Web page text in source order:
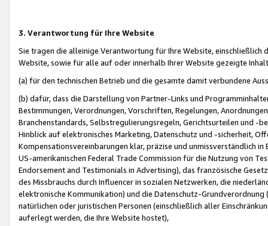
3. Verantwortung für Ihre Website
Sie tragen die alleinige Verantwortung für Ihre Website,
Website, sowie für alle auf oder innerhalb Ihrer Website gezeigte
(a) für den technischen Betrieb und die gesamte damit verbundene
(b) dafür, dass die Darstellung von Partner-Links und
Bestimmungen, Verordnungen, Vorschriften, Regelungen,
Branchenstandards, Selbstregulierungsregeln, Gerichtsurteilen und -
Hinblick auf elektronisches Marketing, Datenschutz und -sicherheit,
Kompensationsvereinbarungen klar, präzise und unmissverständlich
US-amerikanischen Federal Trade Commission für die Nutzung von
Endorsement and Testimonials in Advertising), das französische
des Missbrauchs durch Influencer in sozialen Netzwerken, die
elektronische Kommunikation) und die Datenschutz-
natürlichen oder juristischen Personen (einschließlich aller
auferlegt werden, die Ihre Website hostet),